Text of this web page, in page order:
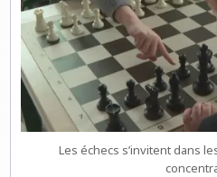
Les échecs s’invitent dans